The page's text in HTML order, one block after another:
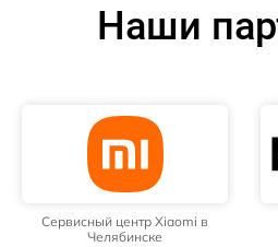
Наши
Сервисный центр Xiaomi в
Челябинске